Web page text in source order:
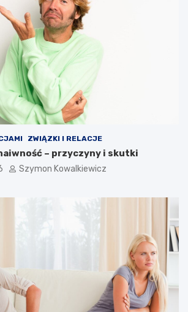
ZWIĄZKI I RELACJE
– przyczyny i skutki
Szymon Kowalkiewicz